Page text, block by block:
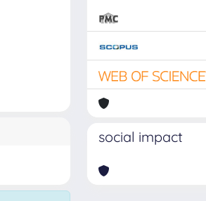
social impact